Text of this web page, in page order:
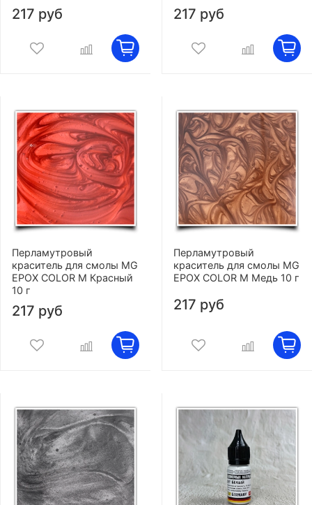
217 руб 217 руб
Перламутровый
краситель для смолы MG
EPOX COLOR M Красный
10 г
217 руб
Перламутровый
краситель для смолы MG
EPOX COLOR M Медь 10 г
217 руб